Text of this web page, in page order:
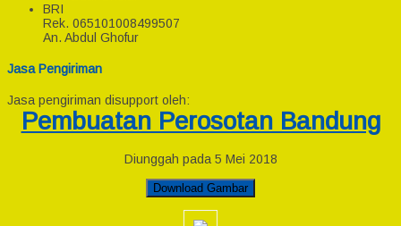
BRI
Rek. 065101008499507
An. Abdul Ghofur
Jasa Pengiriman
Jasa pengiriman disupport oleh:
Pembuatan Perosotan Bandung
Diunggah pada 5 Mei 2018
Download Gambar